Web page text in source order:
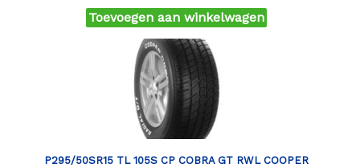
Toevoegen aan winkelwagen
P295/50SR15 TL 105S CP COBRA GT RWL COOPER